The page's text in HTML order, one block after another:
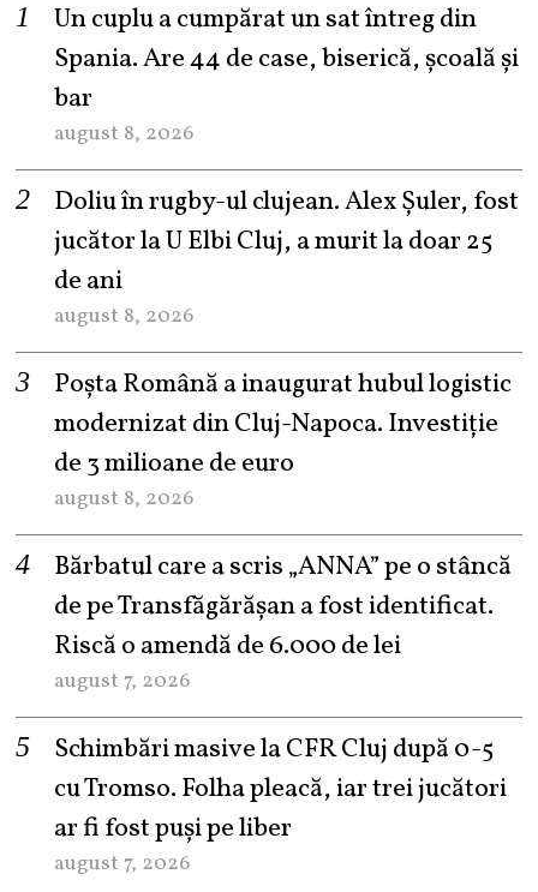
Un cuplu a cumpărat un sat întreg din
Spania. Are 44 de case, biserică, școală și
bar
august 8, 2026
Doliu în rugby-ul clujean. Alex Șuler, fost
jucător la U Elbi Cluj, a murit la doar 25
de ani
august 8, 2026
Poșta Română a inaugurat hubul logistic
modernizat din Cluj-Napoca. Investiție
de 3 milioane de euro
august 8, 2026
Bărbatul care a scris „ANNA” pe o stâncă
de pe Transfăgărășan a fost identificat.
Riscă o amendă de 6.000 de lei
august 7, 2026
Schimbări masive la CFR Cluj după 0-5
cu Tromso. Folha pleacă, iar trei jucători
ar fi fost puși pe liber
august 7, 2026